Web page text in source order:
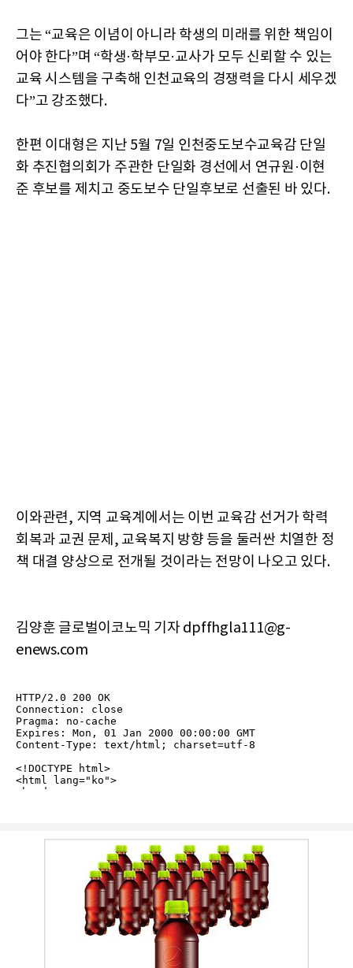
그는 “교육은 이념이 아니라 학생의 미래를 위한 책임이
어야 한다”며 “학생·학부모·교사가 모두 신뢰할 수 있는
교육 시스템을 구축해 인천교육의 경쟁력을 다시 세우겠
다”고 강조했다.
한편 이대형은 지난 5월 7일 인천중도보수교육감 단일
화 추진협의회가 주관한 단일화 경선에서 연규원·이현
준 후보를 제치고 중도보수 단일후보로 선출된 바 있다.
이와관련, 지역 교육계에서는 이번 교육감 선거가 학력
회복과 교권 문제, 교육복지 방향 등을 둘러싼 치열한 정
책 대결 양상으로 전개될 것이라는 전망이 나오고 있다.
김양훈 글로벌이코노믹 기자 dpffhgla111@g-
enews.com